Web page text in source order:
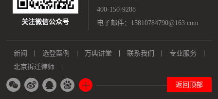
关注微信公众号
400-150-9288
电子邮件：15810784790@163.com
新闻 选登案例 万典讲堂 联系我们
专业服务
北京拆迁律师
返回顶部